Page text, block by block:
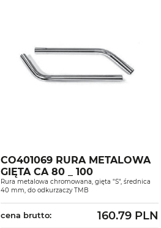
CO401069 RURA METALOWA
GIĘTA CA 80 _ 100
Rura metalowa chromowana, gięta "S", średnica
40 mm, do odkurzaczy TMB
cena brutto: 160.79 PLN